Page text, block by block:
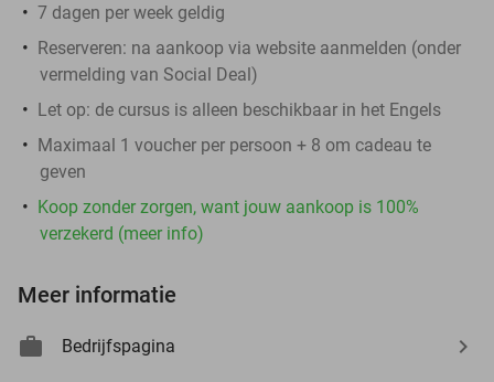
7 dagen per week geldig
Reserveren: na aankoop via website aanmelden (onder
vermelding van Social Deal)
Let op: de cursus is alleen beschikbaar in het Engels
Maximaal 1 voucher per persoon + 8 om cadeau te
geven
Koop zonder zorgen, want jouw aankoop is 100%
verzekerd (meer info)
Meer informatie
Bedrijfspagina